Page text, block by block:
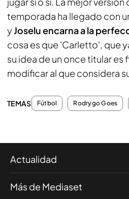
temporada ha llegado con
yJoselu encarna a la
cosa es que 'Carletto', que
su idea de un once titular es
modificar al que considera
TEMAS Fútbol Rodrygo Goes
Actualidad
Más de Mediaset